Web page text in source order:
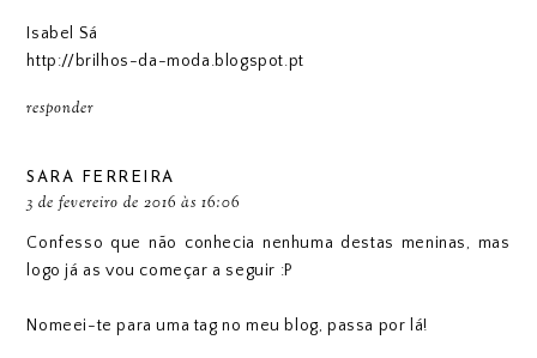
Isabel Sá
http://brilhos-da-moda.blogspot.pt
responder
SARA FERREIRA
3 de fevereiro de 2016 às 16:06
Confesso que não conhecia nenhuma destas meninas, mas
logo já as vou começar a seguir :P
Nomeei-te para uma tag no meu blog, passa por lá!